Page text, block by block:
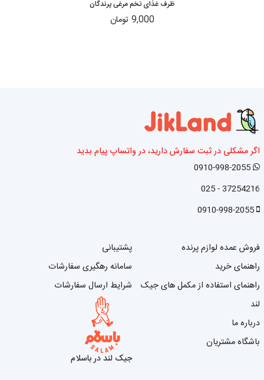
ظرف غذای تخم مرغی پرندگان
9,000 تومان
اگر مشکلی در ثبت سفارش دارید، در واتساپ پیام بدید
0910-998-2055
37254216 - 025
0910-998-2055
فروش عمده لوازم پرنده
راهنمای خرید
راهنمای استفاده از مکمل های جیک
لند
درباره ما
باشگاه مشتریان
پشتیبانی
سامانه رهگیری سفارشات
شرایط ارسال سفارشات
جیک لند در باسلام